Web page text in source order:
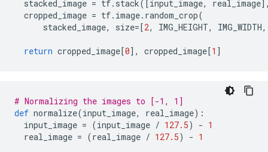
stacked_image = tf. stack([input_image, real_image
cropped_image = tf. image. random_crop(
stacked_image, size=[2, IMG_HEIGHT, IMG_WIDTH,
return cropped_image[0], cropped_image[1 ]
# Normalizing the images to [-1, 1]
def normalize(input_image, real_image):
input_image = (input_image / 127.5) - 1
real_image = (real_image / 127.5) - 1